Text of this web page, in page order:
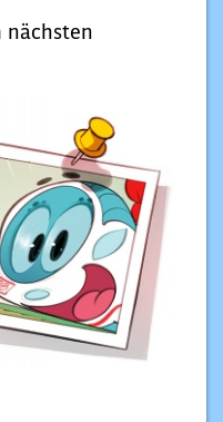
nächsten